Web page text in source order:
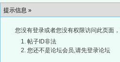
提示信息 »
您没有登录或者您没有权限访问此页面
帖子ID非法
您还不是论坛会员,请先登录论坛